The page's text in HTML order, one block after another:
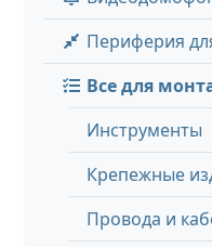
Периферия
Все для
Инструменты
Крепежные
Провода и